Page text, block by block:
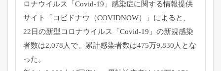
ロナウイルス「Covid-19」感染症に関する情報提供
サイト「コビドナウ（COVIDNOW）」によると、
22日の新型コロナウイルス「Covid-19」の新規感染
者数は2,078人で、累計感染者数は475万9,830人とな
った。